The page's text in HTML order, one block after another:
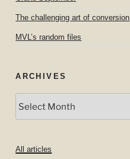
The challenging art of conversion
MVL’s random files
ARCHIVES
All articles